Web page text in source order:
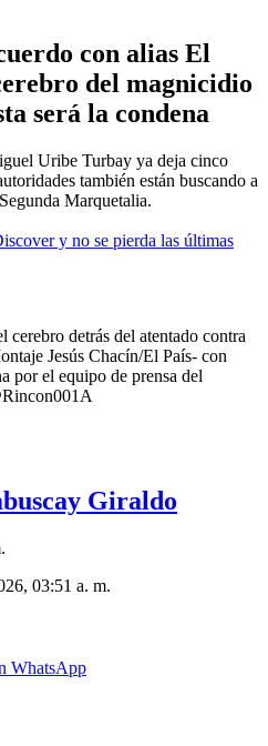
con alias El
del magnicidio
será la condena
Uribe Turbay ya deja cinco
también están buscando a
Marquetalia.
y no se pierda las últimas
cerebro detrás del atentado contra
Jesús Chacín/El País- con
por el equipo de prensa del
Giraldo
03:51 a. m.
WhatsApp